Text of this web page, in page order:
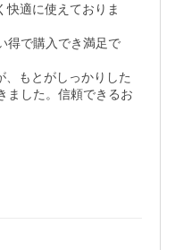
快適に使えておりま
得で購入でき満足で
、もとがしっかりした
ました。信頼できるお